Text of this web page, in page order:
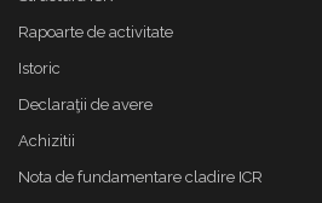
Rapoarte de activitate
Istoric
Declaraţii de avere
Achizitii
Nota de fundamentare cladire ICR